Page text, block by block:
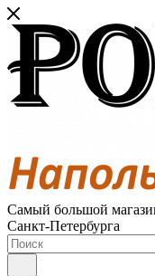
Самый большой
Санкт-Петербурга